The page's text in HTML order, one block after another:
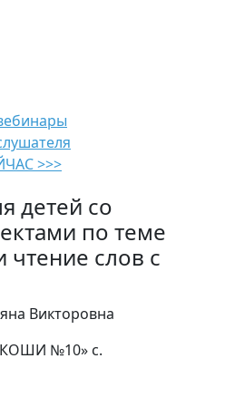
>>>
детей со
по теме
чтение слов с
Викторовна
№10» с.